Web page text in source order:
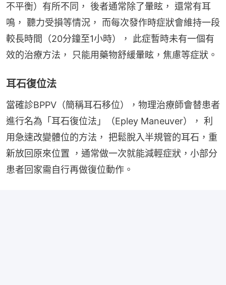
不平衡）有所不同， 後者通常除了暈眩， 還常有耳
鳴， 聽力受損等情況， 而每次發作時症狀會維持一段
較長時間（20分鐘至1小時）， 此症暫時未有一個有
效的治療方法， 只能用藥物舒緩暈眩，焦慮等症狀。
耳石復位法
當確診BPPV（簡稱耳石移位），物理治療師會替患者
進行名為「耳石復位法」（Epley Maneuver）， 利
用急速改變體位的方法， 把鬆脫入半規管的耳石，重
新放回原來位置 ，通常做一次就能減輕症狀，小部分
患者回家需自行再做復位動作。